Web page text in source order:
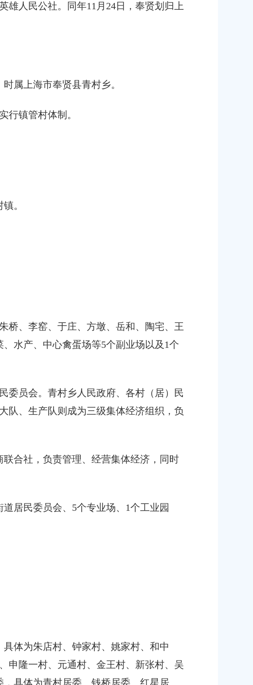
雄人民公社。同年11月24日，奉贤划归上
属上海市奉贤县青村乡。
行镇管村体制。
。
桥、李窑、于庄、方墩、岳和、陶宅、王
水产、中心禽蛋场等5个副业场以及1个
委员会。青村乡人民政府、各村（居）民
队、生产队则成为三级集体经济组织，负
联合社，负责管理、经营集体经济，同时
居民委员会、5个专业场、1个工业园
具体为朱店村、钟家村、姚家村、和中
申隆一村、元通村、金王村、新张村、吴
，具体为青村居委、钱桥居委、红星居